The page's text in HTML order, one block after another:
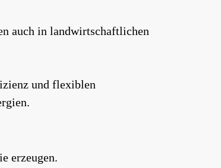
auch in landwirtschaftlichen
und flexiblen
erzeugen.